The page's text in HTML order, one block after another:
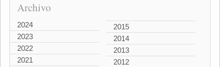
Archivo
2024
2023
2022
2021
2015
2014
2013
2012